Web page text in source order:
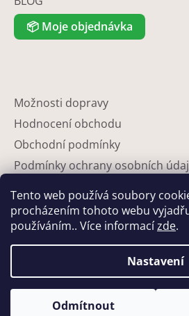
Tento web používá soubory
procházením tohoto webu
používáním.. Více informacízde.
Nastavení
Odmítnout
📦 Moje objednávka
Možnosti dopravy
Hodnocení obchodu
Obchodní podmínky
Podmínky ochrany osobních
Partneři
Kontakty